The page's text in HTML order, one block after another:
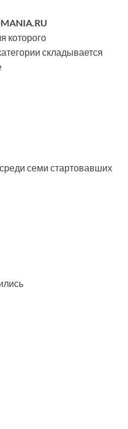
которого
складывается
семи стартовавших